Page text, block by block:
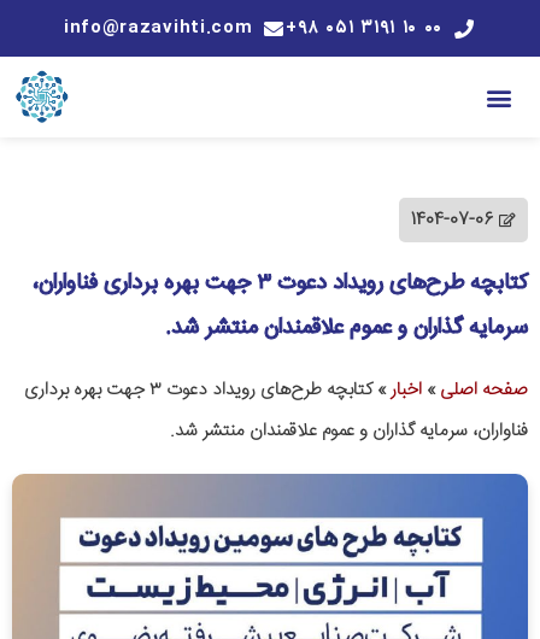
۰۰ ۱۰ ۳۱۹۱ ۰۵۱ ۹۸+ info@razavihti.com
1404-07-06
کتابچه طرح‌های رویداد دعوت ۳ جهت بهره برداری فناواران،
سرمایه گذاران و عموم علاقمندان منتشر شد.
صفحه اصلی» اخبار»
کتابچه طرح‌های رویداد دعوت ۳ جهت بهره برداری
فناواران، سرمایه گذاران و عموم علاقمندان منتشر شد.